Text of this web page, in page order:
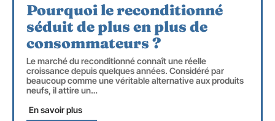
Pourquoi le reconditionné
séduit de plus en plus de
consommateurs ?
Le marché du reconditionné connaît une réelle
croissance depuis quelques années. Considéré par
beaucoup comme une véritable alternative aux produits
neufs, il attire un…
En savoir plus